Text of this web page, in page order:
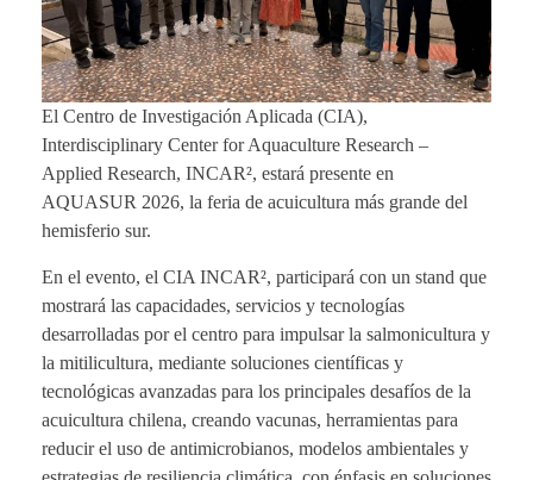
El Centro de Investigación Aplicada (CIA),
Interdisciplinary Center for Aquaculture Research –
Applied Research, INCAR², estará presente en
AQUASUR 2026, la feria de acuicultura más grande del
hemisferio sur.
En el evento, el CIA INCAR², participará con un stand que
mostrará las capacidades, servicios y tecnologías
desarrolladas por el centro para impulsar la salmonicultura y
la mitilicultura, mediante soluciones científicas y
tecnológicas avanzadas para los principales desafíos de la
acuicultura chilena, creando vacunas, herramientas para
reducir el uso de antimicrobianos, modelos ambientales y